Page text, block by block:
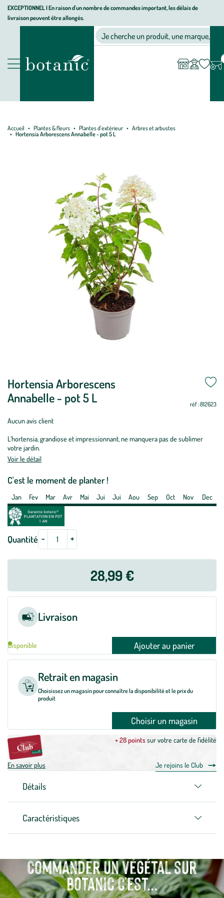
Aller
Aller
au
Aller
au
page
EXCEPTIONNEL I En raison d'un nombre de commandes important, les délais de
livraison peuvent être allongés.
Nos produits
Jardinerie écologique, animalerie, décoration, alimentation bio
Je cherche un produit, une marque, un
compte
Accueil Plantes & fleurs Plantes d'extérieur
Arbres et arbustes
Hortensia Arborescens Annabelle - pot 5 L
Hortensia Arborescens
Annabelle - pot 5 L
réf : 812623
Aucun avis client
L’hortensia, grandiose et impressionnant, ne manquera pas de sublimer
votre jardin.
Voir le détail
C'est le moment de planter !
Période
Arborescens
Annabelle
pot
Jan Fev Mar Avr Mai Jui Jui Aou Sep Oct Nov Dec
Oui
Oui
Oui
Oui
Oui
Oui
Oui
Oui
Oui
Oui
Oui
Oui
Quantité
Mettre
jour
-
Mettre
jour
+
28,99 €
Livraison
Disponible Ajouter au panier
Retrait en magasin
Choisissez un magasin pour connaître la disponibilité et le prix du
produit
Choisir un magasin
+ 28 pointssur votre carte de fidélité
En savoir plus Je rejoins le Club
Détails
Caractéristiques
Commander un végétal sur
botanic c'est...